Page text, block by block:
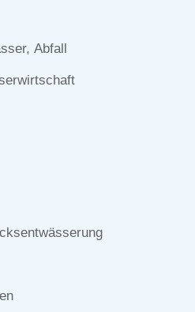
Abfall